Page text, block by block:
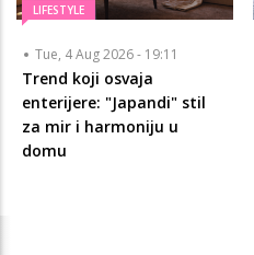
LIFESTYLE
Tue, 4 Aug 2026 - 19:11
Trend koji osvaja
enterijere: "Japandi" stil
za mir i harmoniju u
domu